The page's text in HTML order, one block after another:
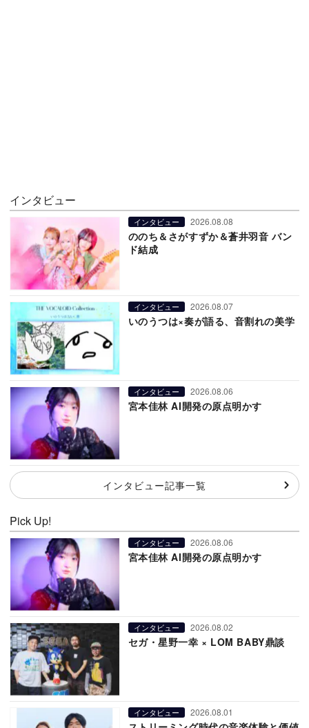
インタビュー
インタビュー 2026.08.08
ののち＆さがすずか＆蒼井羽音 バン
ド結成
インタビュー 2026.08.07
いのうつは×奏が語る、音割れの美学
インタビュー 2026.08.06
宮本佳林 AI開発の原点明かす
インタビュー記事一覧
Pick Up!
インタビュー 2026.08.06
宮本佳林 AI開発の原点明かす
インタビュー 2026.08.02
セガ・星野一幸 × LOM BABY鼎談
インタビュー 2026.08.01